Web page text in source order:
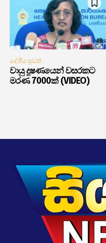
දේශීය පුවත්
වායු දූෂණයෙන් වසරකට
මරණ 7000ක් (VIDEO)